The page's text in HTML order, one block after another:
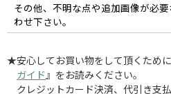
その他、不明な点や追加画像が必
わせ下さい。
★安心してお買い物をして頂くため
ガイド 』をお読みください。
クレジットカード決済、代引き支